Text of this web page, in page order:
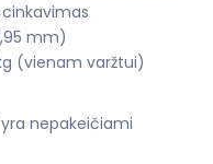
mm)
(vienam varžtui)
nepakeičiami